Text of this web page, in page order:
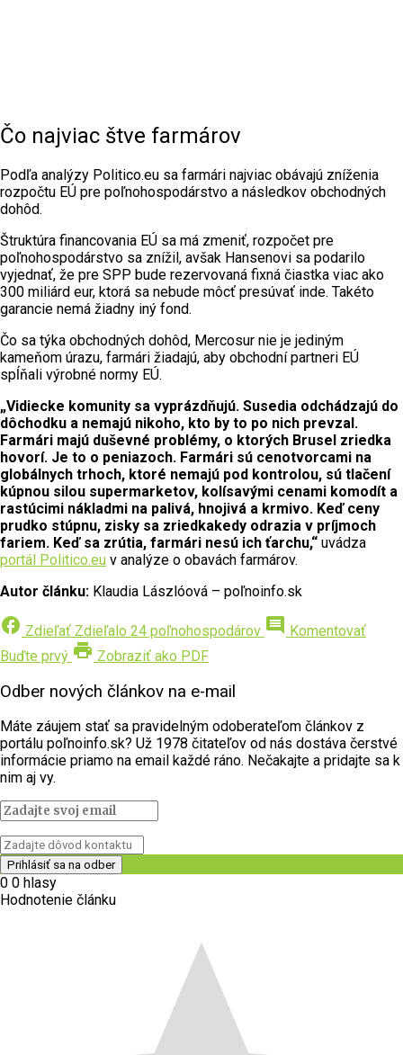
Čo najviac štve farmárov
Podľa analýzy Politico.eu sa farmári najviac obávajú zníženia
rozpočtu EÚ pre poľnohospodárstvo a následkov obchodných
dohôd.
Štruktúra financovania EÚ sa má zmeniť, rozpočet pre
poľnohospodárstvo sa znížil, avšak Hansenovi sa podarilo
vyjednať, že pre SPP bude rezervovaná fixná čiastka viac ako
300 miliárd eur, ktorá sa nebude môcť presúvať inde. Takéto
garancie nemá žiadny iný fond.
Čo sa týka obchodných dohôd, Mercosur nie je jediným
kameňom úrazu, farmári žiadajú, aby obchodní partneri EÚ
spĺňali výrobné normy EÚ.
„Vidiecke komunity sa vyprázdňujú. Susedia odchádzajú do
dôchodku a nemajú nikoho, kto by to po nich prevzal.
Farmári majú duševné problémy, o ktorých Brusel zriedka
hovorí. Je to o peniazoch. Farmári sú cenotvorcami na
globálnych trhoch, ktoré nemajú pod kontrolou, sú tlačení
kúpnou silou supermarketov, kolísavými cenami komodít a
rastúcimi nákladmi na palivá, hnojivá a krmivo. Keď ceny
prudko stúpnu, zisky sa zriedkakedy odrazia v príjmoch
fariem. Keď sa zrútia, farmári nesú ich ťarchu,“ uvádza
portál Politico.eu v analýze o obavách farmárov.
Autor článku: Klaudia Lászlóová – poľnoinfo.sk
facebook Zdieľať Zdieľalo 24 poľnohospodárov comment Komentovať
Buďte prvý print Zobraziť ako PDF
Odber nových článkov na e-mail
Máte záujem stať sa pravidelným odoberateľom článkov z
portálu poľnoinfo.sk? Už 1978 čitateľov od nás dostáva čerstvé
informácie priamo na email každé ráno. Nečakajte a pridajte sa k
nim aj vy.
0 0 hlasy
Hodnotenie článku